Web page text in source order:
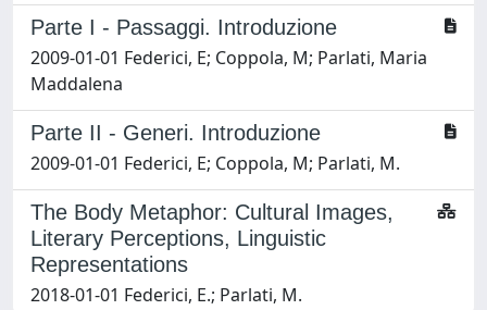
Parte I - Passaggi. Introduzione
2009-01-01 Federici, E; Coppola, M; Parlati, Maria
Maddalena
Parte II - Generi. Introduzione
2009-01-01 Federici, E; Coppola, M; Parlati, M.
The Body Metaphor: Cultural Images,
Literary Perceptions, Linguistic
Representations
2018-01-01 Federici, E.; Parlati, M.